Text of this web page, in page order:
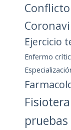
Ejercicio
Enfermo
pruebas